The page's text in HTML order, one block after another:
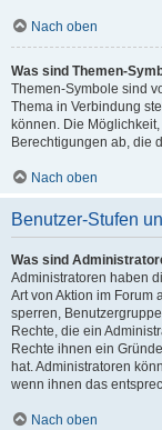
Nach oben
Was sind Themen-
Themen-Symbole sind
Thema in Verbindung
können. Die
Berechtigungen ab, die
Nach oben
Benutzer-Stufen
Was sind
Administratoren haben
Art von Aktion im Forum
sperren,
Rechte, die ein
Rechte ihnen ein
hat. Administratoren
wenn ihnen das
Nach oben